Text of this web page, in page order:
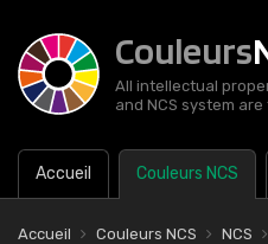
Couleurs
All intellectual
and NCS system
Accueil Couleurs NCS
Accueil Couleurs NCS NCS